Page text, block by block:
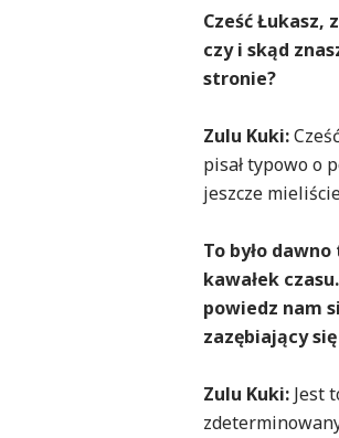
Cześć
czy i skąd
stronie?
Zulu Kuki:
pisał typowo o
jeszcze
To było
kawałek
powiedz nam
zazębiający
Zulu Kuki: Jest